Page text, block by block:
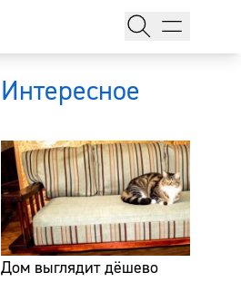
Интересное
Дом выглядит дёшево